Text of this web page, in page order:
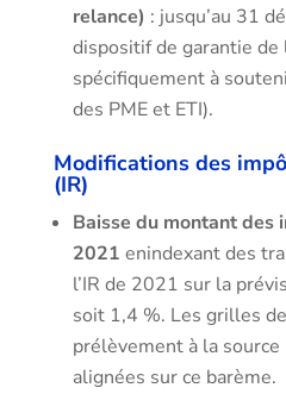
relance) : jusqu’au 31
dispositif de garantie de
spécifiquement à
des PME et ETI).
Modifications des
(IR)
Baisse du montant des
2021 enindexant des
l’IR de 2021 sur la
soit 1,4 %. Les grilles
prélèvement à la
alignées sur ce barème.